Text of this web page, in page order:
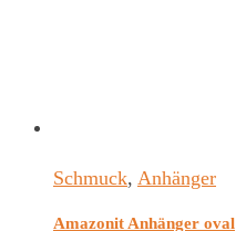
Schmuck, Anhänger
Amazonit Anhänger oval